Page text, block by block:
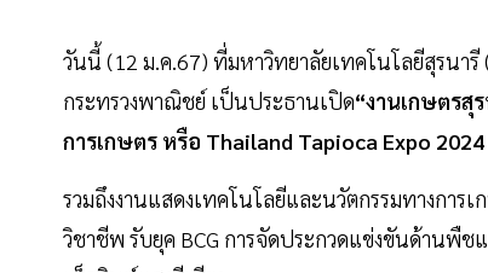
วันนี้ (12 ม.ค.67) ที่มหาวิทยาลัยเทคโนโลยีสุรนารี
กระทรวงพาณิชย์ เป็นประธานเปิด“งานเกษตรสุร
การเกษตร หรือ Thailand Tapioca Expo 2024
รวมถึงงานแสดงเทคโนโลยีและนวัตกรรมทางกา
วิชาชีพ รับยุค BCG การจัดประกวดแข่งขันด้านพื